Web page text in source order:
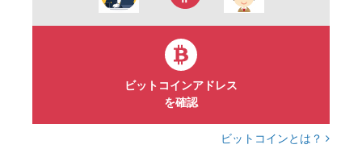
ビットコインアドレス
を確認
ビットコインとは？